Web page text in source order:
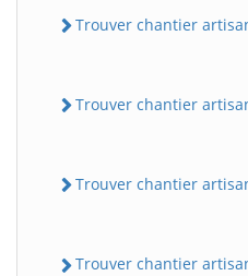
Trouver chantier
Trouver chantier
Trouver chantier
Trouver chantier artisan